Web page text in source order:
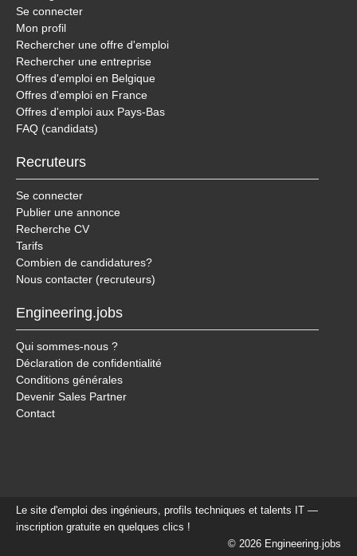
Se connecter
Mon profil
Rechercher une offre d'emploi
Rechercher une entreprise
Offres d'emploi en Belgique
Offres d'emploi en France
Offres d'emploi aux Pays-Bas
FAQ (candidats)
Recruteurs
Se connecter
Publier une annonce
Recherche CV
Tarifs
Combien de candidatures?
Nous contacter (recruteurs)
Engineering.jobs
Qui sommes-nous ?
Déclaration de confidentialité
Conditions générales
Devenir Sales Partner
Contact
Le site d'emploi des ingénieurs, profils techniques et talents IT —
inscription gratuite en quelques clics !
© 2026 Engineering.jobs